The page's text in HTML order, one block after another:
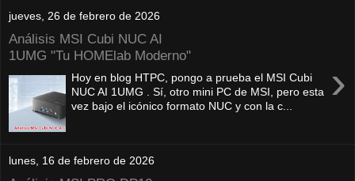
jueves, 26 de febrero de 2026
Análisis MSI Cubi NUC AI
1UMG "Tu HOMElab Moderno"
›
Hoy en blog HTPC, pongo a prueba el MSI Cubi
NUC AI 1UMG . Sí, otro mini PC de MSI, pero esta
vez bajo el icónico formato NUC y con la c...
lunes, 16 de febrero de 2026